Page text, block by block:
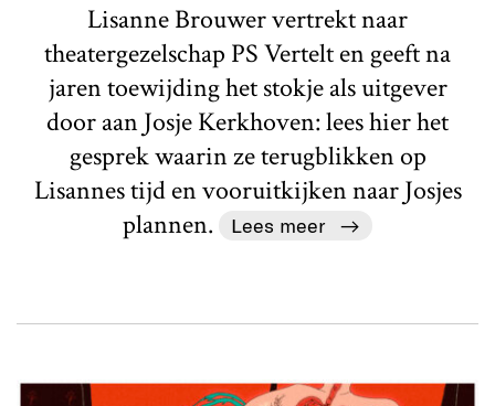
Lisanne Brouwer vertrekt naar
theatergezelschap PS Vertelt en geeft na
jaren toewijding het stokje als uitgever
door aan Josje Kerkhoven: lees hier het
gesprek waarin ze terugblikken op
Lisannes tijd en vooruitkijken naar Josjes
plannen.
Lees meer